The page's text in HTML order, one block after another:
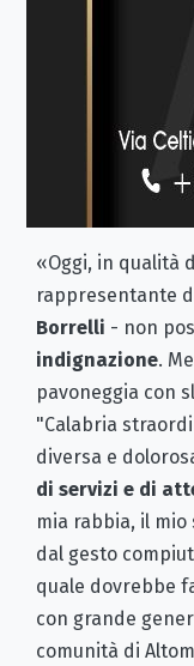
«Oggi, in qualità
rappresentante
Borrelli - non
indignazione.
pavoneggia con
"Calabria
diversa e
di servizi e di
mia rabbia, il
dal gesto
quale dovrebbe
con grande
comunità di